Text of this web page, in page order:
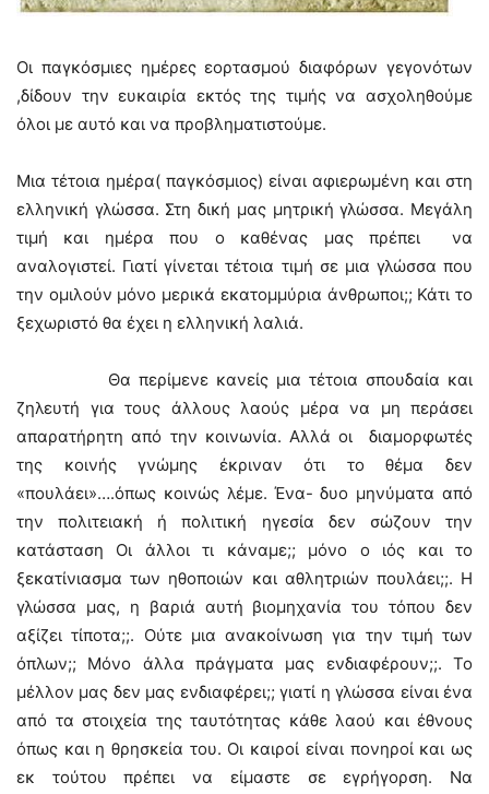
Οι παγκόσμιες ημέρες εορτασμού διαφόρων γεγονότων
,δίδουν την ευκαιρία εκτός της τιμής να ασχοληθούμε
όλοι με αυτό και να προβληματιστούμε.
Μια τέτοια ημέρα( παγκόσμιος) είναι αφιερωμένη και στη
ελληνική γλώσσα. Στη δική μας μητρική γλώσσα. Μεγάλη
τιμή και ημέρα που ο καθένας μας πρέπει να
αναλογιστεί. Γιατί γίνεται τέτοια τιμή σε μια γλώσσα που
την ομιλούν μόνο μερικά εκατομμύρια άνθρωποι;; Κάτι το
ξεχωριστό θα έχει η ελληνική λαλιά.
Θα περίμενε κανείς μια τέτοια σπουδαία και
ζηλευτή για τους άλλους λαούς μέρα να μη περάσει
απαρατήρητη από την κοινωνία. Αλλά οι διαμορφωτές
της κοινής γνώμης έκριναν ότι το θέμα δεν
«πουλάει»….όπως κοινώς λέμε. Ένα- δυο μηνύματα από
την πολιτειακή ή πολιτική ηγεσία δεν σώζουν την
κατάσταση Οι άλλοι τι κάναμε;; μόνο ο ιός και το
ξεκατίνιασμα των ηθοποιών και αθλητριών πουλάει;;. Η
γλώσσα μας, η βαριά αυτή βιομηχανία του τόπου δεν
αξίζει τίποτα;;. Ούτε μια ανακοίνωση για την τιμή των
όπλων;; Μόνο άλλα πράγματα μας ενδιαφέρουν;;. Το
μέλλον μας δεν μας ενδιαφέρει;; γιατί η γλώσσα είναι ένα
από τα στοιχεία της ταυτότητας κάθε λαού και έθνους
όπως και η θρησκεία του. Οι καιροί είναι πονηροί και ως
εκ τούτου πρέπει να είμαστε σε εγρήγορση. Να